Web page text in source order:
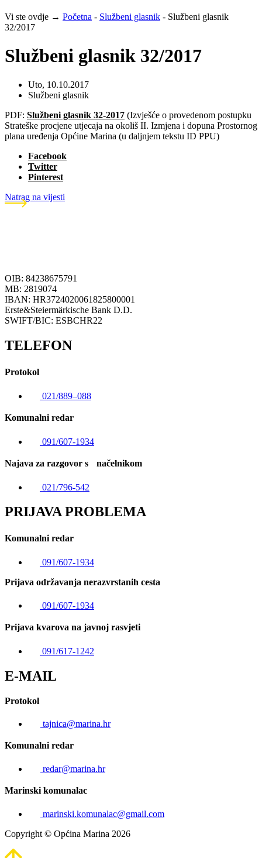
Vi ste ovdje → Početna - Službeni glasnik - Službeni glasnik
32/2017
Službeni glasnik 32/2017
Uto, 10.10.2017
Službeni glasnik
PDF: Službeni glasnik 32-2017 (Izvješće o provedenom postupku
Strateške procjene utjecaja na okoliš II. Izmjena i dopuna Prostornog
plana uređenja Općine Marina (u daljnjem tekstu ID PPU)
Facebook
Twitter
Pinterest
Natrag na vijesti
OIB: 84238675791
MB: 2819074
IBAN: HR3724020061825800001
Erste&Steiermärkische Bank D.D.
SWIFT/BIC: ESBCHR22
TELEFON
Protokol
021/889–088
Komunalni redar
091/607-1934
Najava za razgovor s načelnikom
021/796-542
PRIJAVA PROBLEMA
Komunalni redar
091/607-1934
Prijava održavanja nerazvrstanih cesta
091/607-1934
Prijava kvarova na javnoj rasvjeti
091/617-1242
E-MAIL
Protokol
tajnica@marina.hr
Komunalni redar
redar@marina.hr
Marinski komunalac
marinski.komunalac@gmail.com
Copyright © Općina Marina 2026